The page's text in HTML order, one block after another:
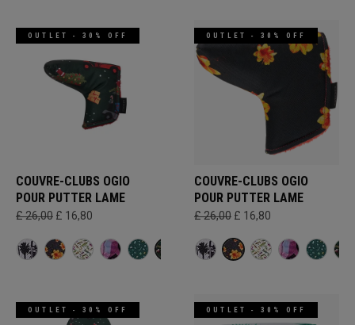
OUTLET - 30% OFF
COUVRE-CLUBS OGIO
POUR PUTTER LAME
£ 26,00 £ 16,80
OUTLET - 30% OFF
COUVRE-CLUBS OGIO
POUR PUTTER LAME
£ 26,00 £ 16,80
OUTLET - 30% OFF OUTLET - 30% OFF